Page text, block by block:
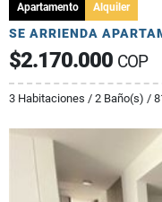
Apartamento Alquiler
$2.170.000 COP
3 Habitaciones / 2 Baño(s) /